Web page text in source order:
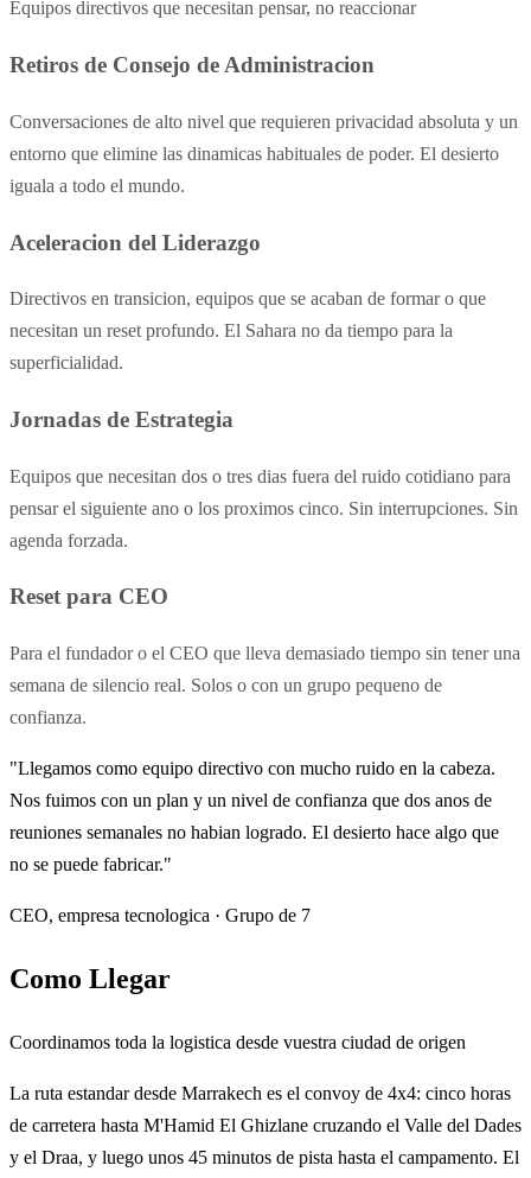
Equipos directivos que necesitan pensar, no reaccionar
Retiros de Consejo de Administracion
Conversaciones de alto nivel que requieren privacidad absoluta y un
entorno que elimine las dinamicas habituales de poder. El desierto
iguala a todo el mundo.
Aceleracion del Liderazgo
Directivos en transicion, equipos que se acaban de formar o que
necesitan un reset profundo. El Sahara no da tiempo para la
superficialidad.
Jornadas de Estrategia
Equipos que necesitan dos o tres dias fuera del ruido cotidiano para
pensar el siguiente ano o los proximos cinco. Sin interrupciones. Sin
agenda forzada.
Reset para CEO
Para el fundador o el CEO que lleva demasiado tiempo sin tener una
semana de silencio real. Solos o con un grupo pequeno de
confianza.
"Llegamos como equipo directivo con mucho ruido en la cabeza.
Nos fuimos con un plan y un nivel de confianza que dos anos de
reuniones semanales no habian logrado. El desierto hace algo que
no se puede fabricar."
CEO, empresa tecnologica · Grupo de 7
Como Llegar
Coordinamos toda la logistica desde vuestra ciudad de origen
La ruta estandar desde Marrakech es el convoy de 4x4: cinco horas
de carretera hasta M'Hamid El Ghizlane cruzando el Valle del Dades
y el Draa, y luego unos 45 minutos de pista hasta el campamento. El